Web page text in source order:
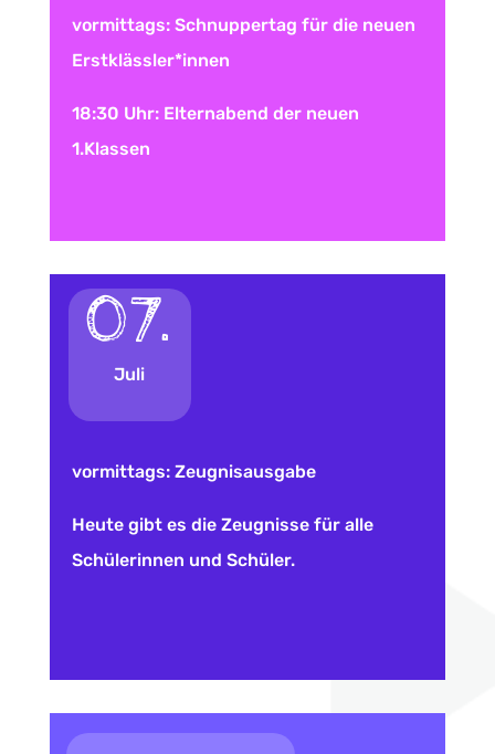
vormittags: Schnuppertag für die neuen
Erstklässler*innen
18:30 Uhr: Elternabend der neuen
1.Klassen
07.
Juli
vormittags: Zeugnisausgabe
Heute gibt es die Zeugnisse für alle
Schülerinnen und Schüler.